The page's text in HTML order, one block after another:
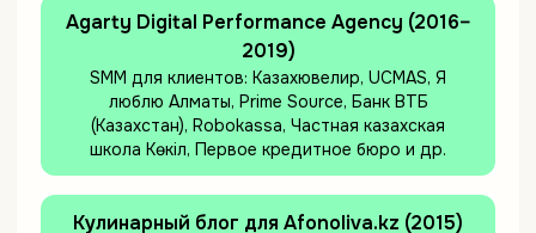
Agarty Digital Performance Agency (2016–
2019)
SMM для клиентов: Казахювелир, UCMAS, Я
люблю Алматы, Prime Source, Банк ВТБ
(Казахстан), Robokassa, Частная казахская
школа Көкіл, Первое кредитное бюро и др.
Кулинарный блог для Afonoliva.kz (2015)